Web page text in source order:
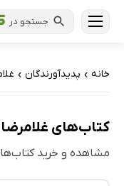
جستجو در
خانه › پدیدآورندگان ›
کتاب‌های غلامرضا
مشاهده و خرید